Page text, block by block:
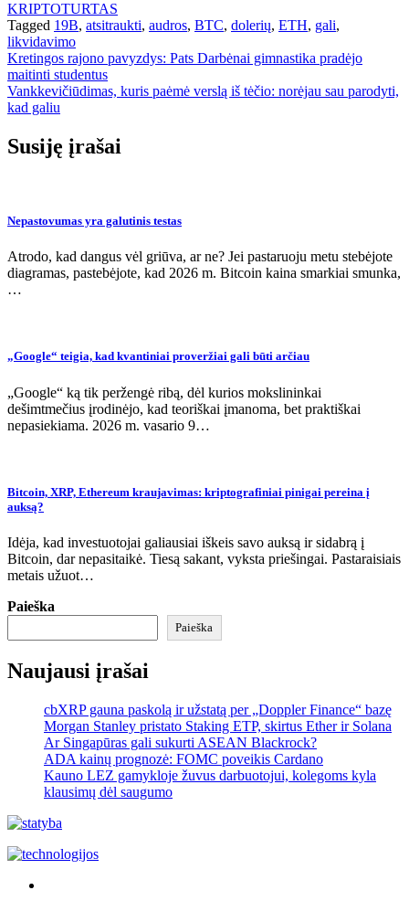
KRIPTOTURTAS
Tagged 19B, atsitraukti, audros, BTC, dolerių, ETH, gali,
likvidavimo
Navigacija
tarp
įrašų
Kretingos rajono pavyzdys: Pats Darbėnai gimnastika pradėjo
maitinti studentus
Vankkevičiūdimas, kuris paėmė verslą iš tėčio: norėjau sau parodyti,
kad galiu
Susiję įrašai
Nepastovumas yra galutinis testas
Atrodo, kad dangus vėl griūva, ar ne? Jei pastaruoju metu stebėjote
diagramas, pastebėjote, kad 2026 m. Bitcoin kaina smarkiai smunka,
…
„Google“ teigia, kad kvantiniai proveržiai gali būti arčiau
„Google“ ką tik peržengė ribą, dėl kurios mokslininkai
dešimtmečius įrodinėjo, kad teoriškai įmanoma, bet praktiškai
nepasiekiama. 2026 m. vasario 9…
Bitcoin, XRP, Ethereum kraujavimas: kriptografiniai pinigai pereina į
auksą?
Idėja, kad investuotojai galiausiai iškeis savo auksą ir sidabrą į
Bitcoin, dar nepasitaikė. Tiesą sakant, vyksta priešingai. Pastaraisiais
metais užuot…
Paieška
Paieška
Naujausi įrašai
cbXRP gauna paskolą ir užstatą per „Doppler Finance“ bazę
Morgan Stanley pristato Staking ETP, skirtus Ether ir Solana
Ar Singapūras gali sukurti ASEAN Blackrock?
ADA kainų prognozė: FOMC poveikis Cardano
Kauno LEZ gamykloje žuvus darbuotojui, kolegoms kyla
klausimų dėl saugumo